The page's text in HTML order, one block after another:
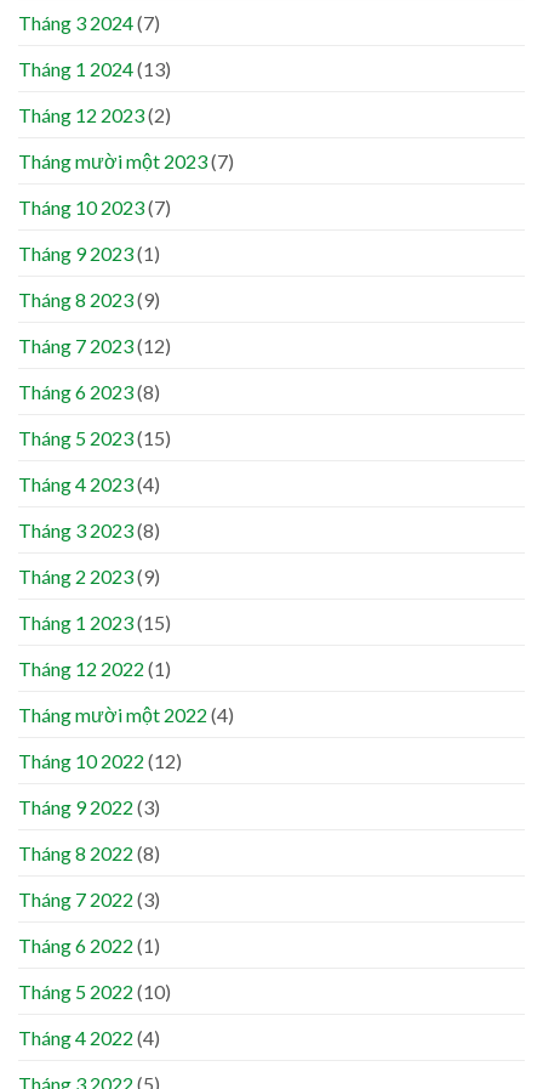
Tháng 3 2024(7)
Tháng 1 2024(13)
Tháng 12 2023(2)
Tháng mười một 2023(7)
Tháng 10 2023(7)
Tháng 9 2023(1)
Tháng 8 2023(9)
Tháng 7 2023(12)
Tháng 6 2023(8)
Tháng 5 2023(15)
Tháng 4 2023(4)
Tháng 3 2023(8)
Tháng 2 2023(9)
Tháng 1 2023(15)
Tháng 12 2022 (1)
Tháng mười một 2022 (4)
Tháng 10 2022 (12)
Tháng 9 2022 (3)
Tháng 8 2022 (8)
Tháng 7 2022 (3)
Tháng 6 2022 (1)
Tháng 5 2022 (10)
Tháng 4 2022 (4)
Tháng 3 2022 (5)